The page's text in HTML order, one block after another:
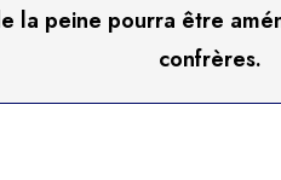
la peine pourra être
confrères.